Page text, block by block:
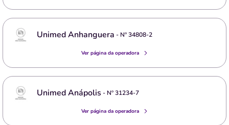
Unimed Anhanguera - Nº34808-2
Ver página da operadora
Unimed Anápolis - Nº31234-7
Ver página da operadora